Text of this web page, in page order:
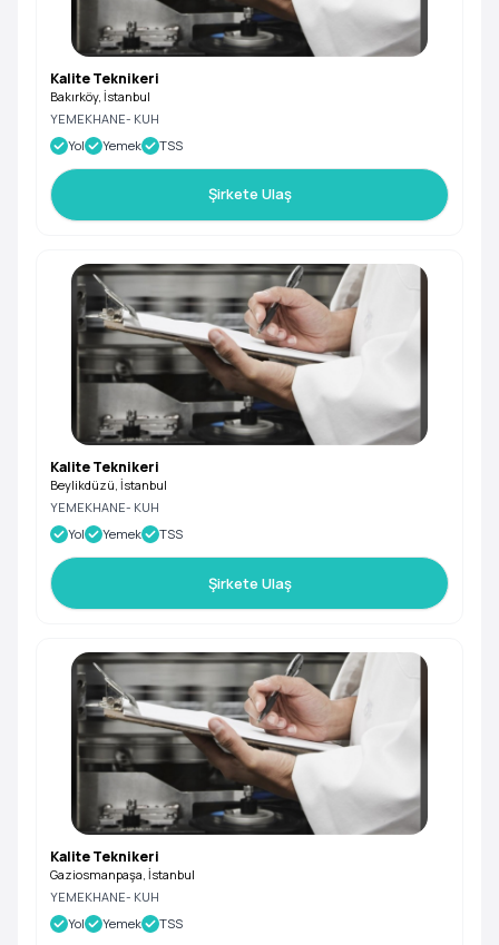
Kalite Teknikeri
Bakırköy, İstanbul
YEMEKHANE- KUH
Yol
Yemek TSS
Şirkete Ulaş
Kalite Teknikeri
Beylikdüzü, İstanbul
YEMEKHANE- KUH
Yol
Yemek TSS
Şirkete Ulaş
Kalite Teknikeri
Gaziosmanpaşa, İstanbul
YEMEKHANE- KUH
Yol
Yemek TSS